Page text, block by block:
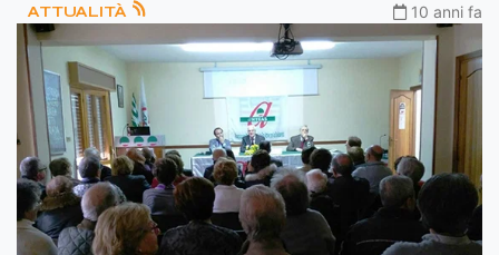
ATTUALITÀ 10 anni fa